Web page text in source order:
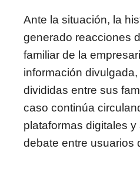
Ante la situación, la
generado reacciones
familiar de la
información
divididas entre sus
caso continúa
plataformas digitales
debate entre usuarios